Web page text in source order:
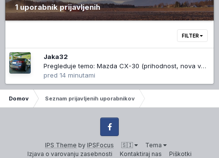
1 uporabnik prijavljenih
FILTER
Jaka32
Pregleduje temo: Mazda CX-30 (prihodnost, nova verzija)
pred 14 minutami
Domov Seznam prijavljenih uporabnikov
IPS Theme by IPSFocus 🇸🇮
Tema
Izjava o varovanju zasebnosti
Kontaktiraj nas Piškotki
Facebook